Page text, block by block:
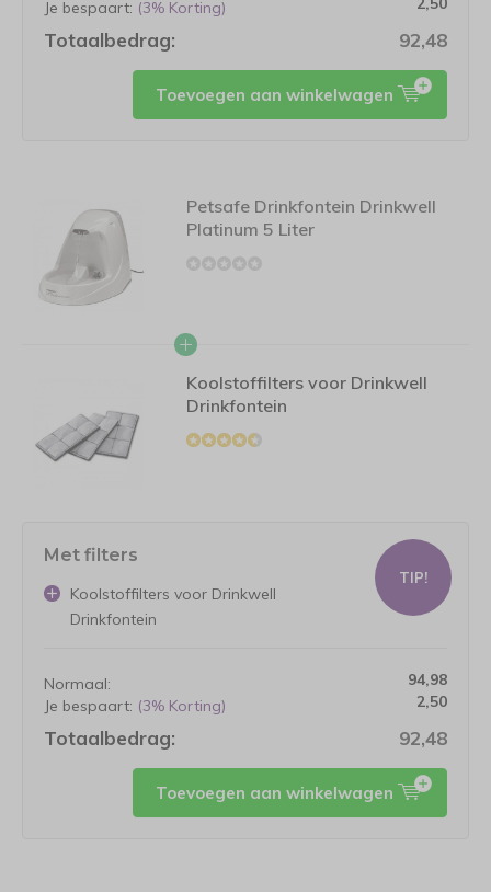
Je bespaart: (3% Korting)
Totaalbedrag: 92,48
Toevoegen aan winkelwagen
Petsafe Drinkfontein Drinkwell
Platinum 5 Liter
Koolstoffilters voor Drinkwell
Drinkfontein
Met filters
Koolstoffilters voor Drinkwell
Drinkfontein
Normaal:
94,98
Je bespaart: (3% Korting) 2,50
Totaalbedrag: 92,48
TIP!
Toevoegen aan winkelwagen